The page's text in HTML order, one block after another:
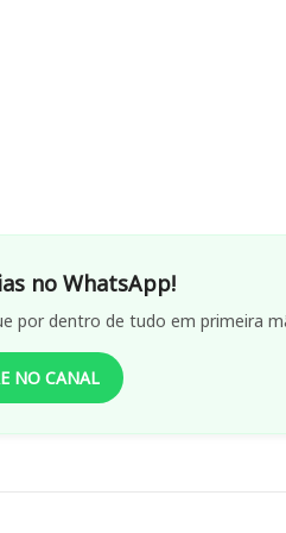
no WhatsApp!
por dentro de tudo em primeira
NO CANAL